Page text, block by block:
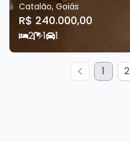
Catalão, Goiás
R$ 240.000,00
2 1 1
1 2